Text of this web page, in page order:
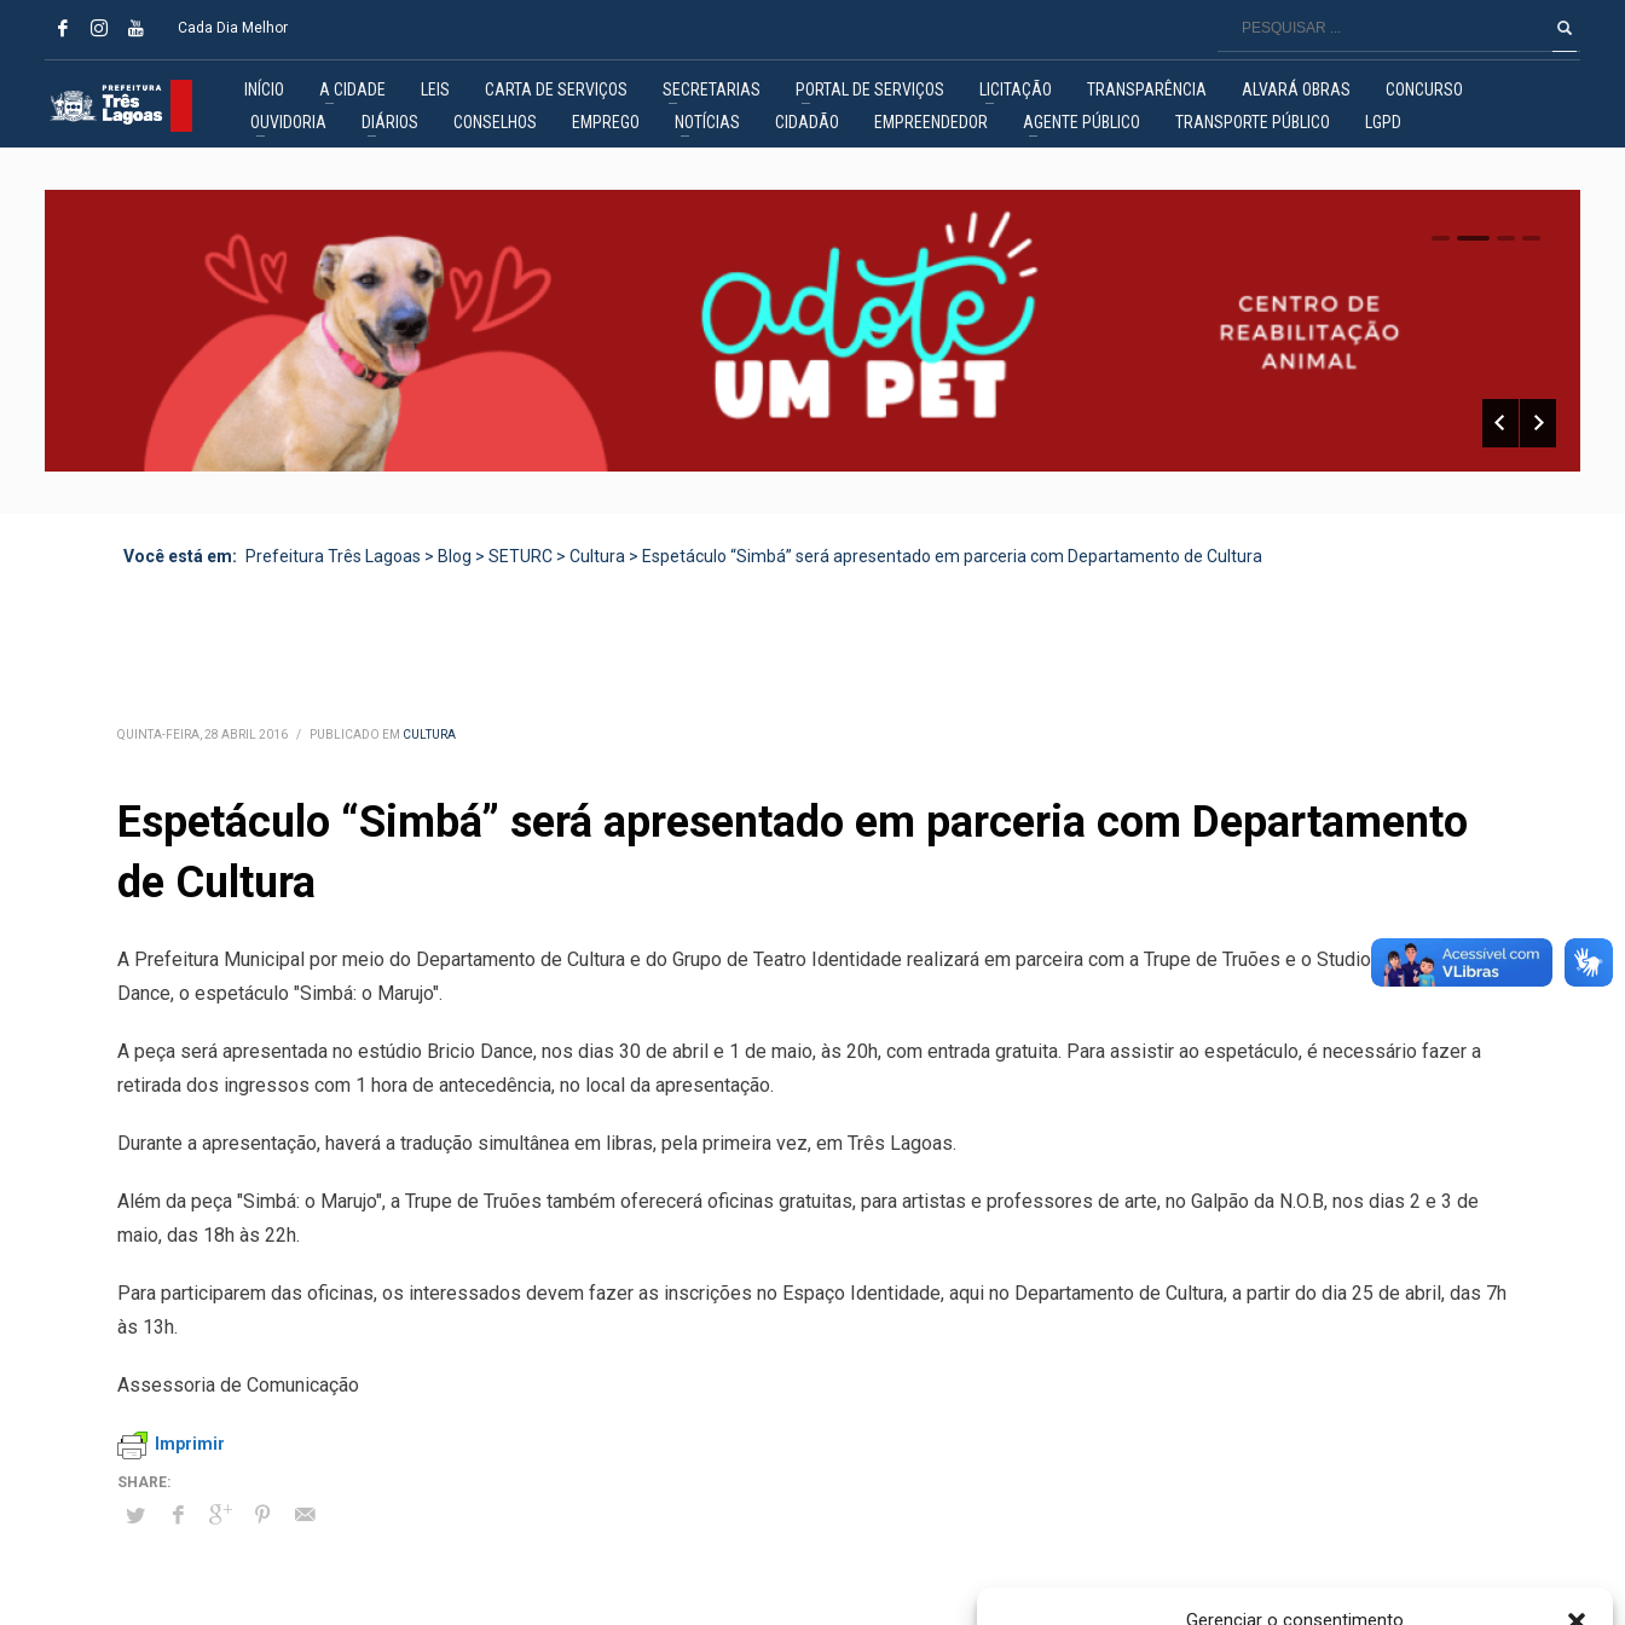
Gerenciar o consentimento
Cada Dia Melhor
INÍCIO A CIDADE LEIS CARTA DE SERVIÇOS SECRETARIAS PORTAL DE SERVIÇOS LICITAÇÃO TRANSPARÊNCIA ALVARÁ OBRAS
CONCURSO
OUVIDORIA
DIÁRIOS CONSELHOS EMPREGO NOTÍCIAS CIDADÃO EMPREENDEDOR AGENTE PÚBLICO TRANSPORTE PÚBLICO LGPD
0 1 2
Você está em: Prefeitura Três Lagoas > Blog > SETURC > Cultura > Espetáculo “Simbá” será apresentado em parceria com Departamento de Cultura
QUINTA-FEIRA, 28 ABRIL 2016 / PUBLICADO EM CULTURA
Espetáculo “Simbá” será apresentado em parceria com Departamento
de Cultura
A Prefeitura Municipal por meio do Departamento de Cultura e do Grupo de Teatro Identidade realizará em parceira com a Trupe de Truões e o Studio de Dança Bricio
Dance, o espetáculo "Simbá: o Marujo".
A peça será apresentada no estúdio Bricio Dance, nos dias 30 de abril e 1 de maio, às 20h, com entrada gratuita. Para assistir ao espetáculo, é necessário fazer a
retirada dos ingressos com 1 hora de antecedência, no local da apresentação.
Durante a apresentação, haverá a tradução simultânea em libras, pela primeira vez, em Três Lagoas.
Além da peça "Simbá: o Marujo", a Trupe de Truões também oferecerá oficinas gratuitas, para artistas e professores de arte, no Galpão da N.O.B, nos dias 2 e 3 de
maio, das 18h às 22h.
Para participarem das oficinas, os interessados devem fazer as inscrições no Espaço Identidade, aqui no Departamento de Cultura, a partir do dia 25 de abril, das 7h
às 13h.
Assessoria de Comunicação
Imprimir